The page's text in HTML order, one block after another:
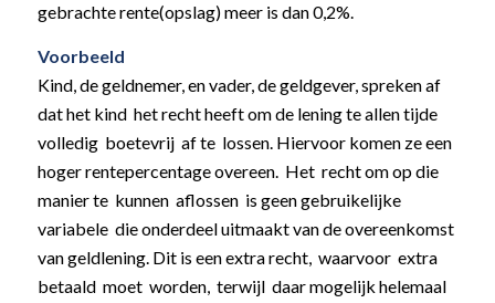
gebrachte rente(opslag) meer is dan 0,2%.
Voorbeeld
Kind, de geldnemer, en vader, de geldgever, spreken af
dat het kind het recht heeft om de lening te allen tijde
volledig boetevrij af te lossen. Hiervoor komen ze een
hoger rentepercentage overeen. Het recht om op die
manier te kunnen aflossen is geen gebruikelijke
variabele die onderdeel uitmaakt van de overeenkomst
van geldlening. Dit is een extra recht, waarvoor extra
betaald moet worden, terwijl daar mogelijk helemaal